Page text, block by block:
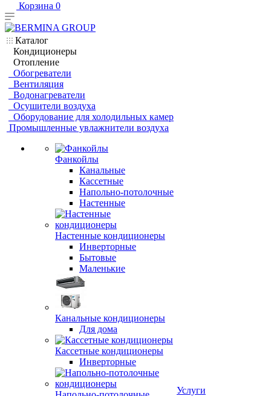
Корзина 0
Каталог
Кондиционеры
Отопление
Обогреватели
Вентиляция
Водонагреватели
Осушители воздуха
Оборудование для холодильных камер
Промышленные увлажнители воздуха
Фанкойлы
Канальные
Кассетные
Напольно-потолочные
Настенные
Настенные кондиционеры
Инверторные
Бытовые
Маленькие
Канальные кондиционеры
Для дома
Кассетные кондиционеры
Инверторные
Услуги